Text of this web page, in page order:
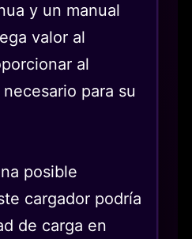
y un manual
valor al
al
para su
posible
cargador podría
de carga en